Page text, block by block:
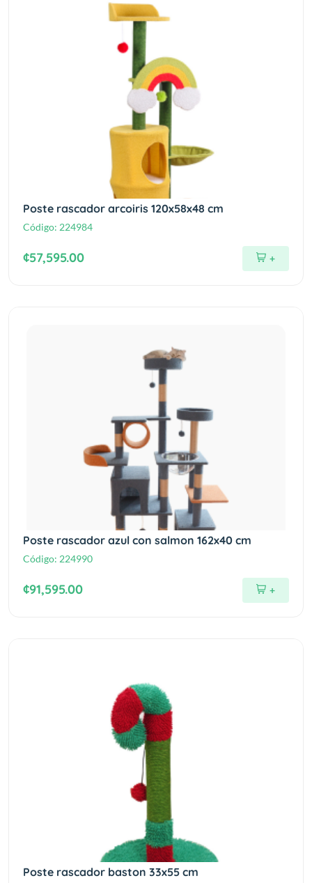
Poste rascador arcoiris 120x58x48 cm
Código: 224984
¢57,595.00 +
Poste rascador azul con salmon 162x40 cm
Código: 224990
¢91,595.00 +
Poste rascador baston 33x55 cm